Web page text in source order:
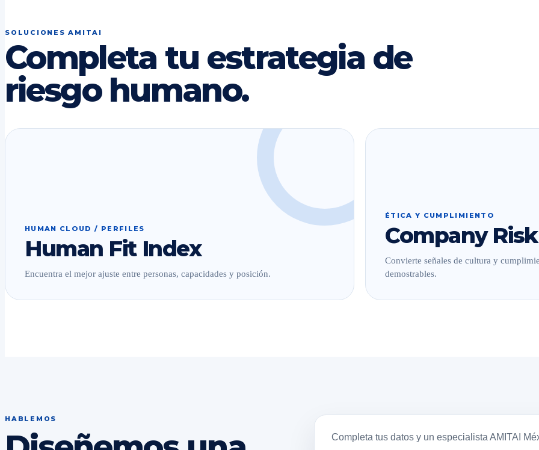
SOLUCIONES AMITAI
Completa tu estrategia de
riesgo humano.
HUMAN CLOUD / PERFILES
Human Fit Index
Encuentra el mejor ajuste entre personas, capacidades y posición.
ÉTICA Y CUMPLIMIENTO
Company
Convierte señales de cultura y
demostrables.
HABLEMOS